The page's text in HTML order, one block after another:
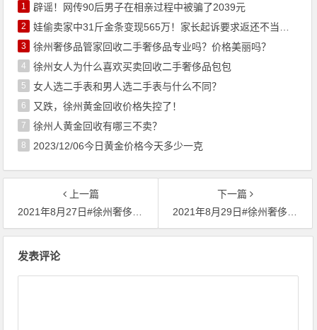
1 辟谣！网传90后男子在相亲过程中被骗了2039元
2 娃偷卖家中31斤金条变现565万！家长起诉要求返还不当得利！
3 徐州奢侈品管家回收二手奢侈品专业吗？价格美丽吗？
4 徐州女人为什么喜欢买卖回收二手奢侈品包包
5 女人选二手表和男人选二手表与什么不同？
6 又跌，徐州黄金回收价格失控了！
7 徐州人黄金回收有哪三不卖？
8 2023/12/06今日黄金价格今天多少一克
上一篇
2021年8月27日#徐州奢侈品管家# 财经早餐：徐州黄金回收价格基本持稳，今日黄金回收/抵押/典当参考价372/克
下一篇
2021年8月29日#徐州奢侈品管家# 金市周评：过去一周黄金周线三连阳，今日黄金回收/抵押/典当参考价375/克
发表评论